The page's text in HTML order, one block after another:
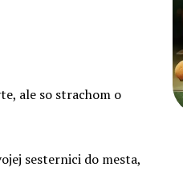
ale so strachom o
sesternici do mesta,